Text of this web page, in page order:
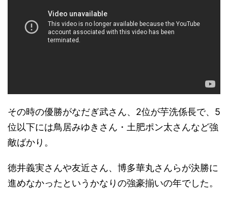
その時の優勝がなだぎ武さん、2位が芋洗係長で、5
位以下には鳥居みゆきさん・土肥ポン太さんなど強
敵ばかり。
徳井義実さんや友近さん、博多華丸さんらが決勝に
進めなかったというかなりの強豪揃いの年でした。